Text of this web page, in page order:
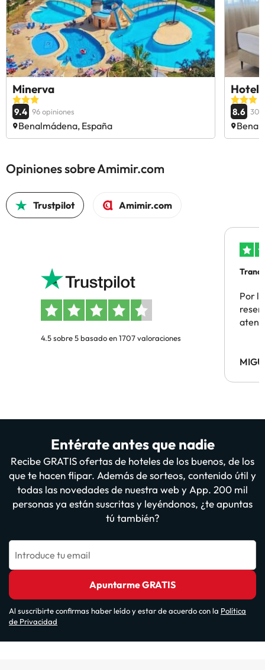
Minerva
9.4 96 opiniones
Benalmádena, España
Hotel
8.6 301
Opiniones sobre Amimir.com
Trustpilot Amimir.com
4.5 sobre 5 basado en 1707 valoraciones
Por
Entérate antes que nadie
Recibe GRATIS ofertas de hoteles de los buenos, de los
que te hacen flipar. Además de sorteos, contenido útil y
todas las novedades de nuestra web y App. 200 mil
personas ya están suscritas y leyéndonos, ¿te apuntas
tú también?
Introduce tu email
Apuntarme GRATIS
Al suscribirte confirmas haber leído y estar de acuerdo con la Política
de Privacidad